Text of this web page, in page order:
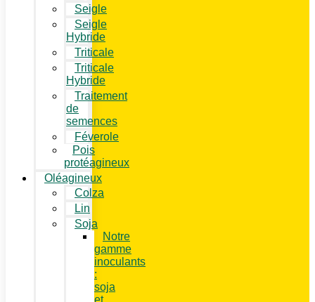
Seigle
Seigle
Hybride
Triticale
Triticale
Hybride
Traitement
de
semences
Féverole
Pois
protéagineux
Oléagineux
Colza
Lin
Soja
Notre
gamme
inoculants
:
soja
et